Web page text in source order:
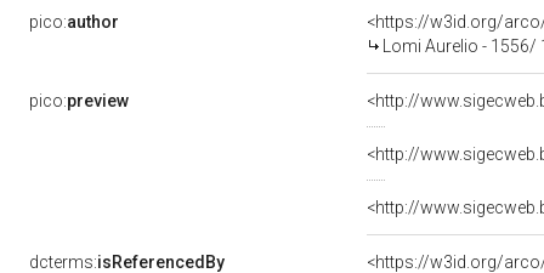
pico:author
<https://w3id.org/
Lomi Aurelio - 1556/
pico:preview
dcterms:isReferencedBy
<https://w3id.org/